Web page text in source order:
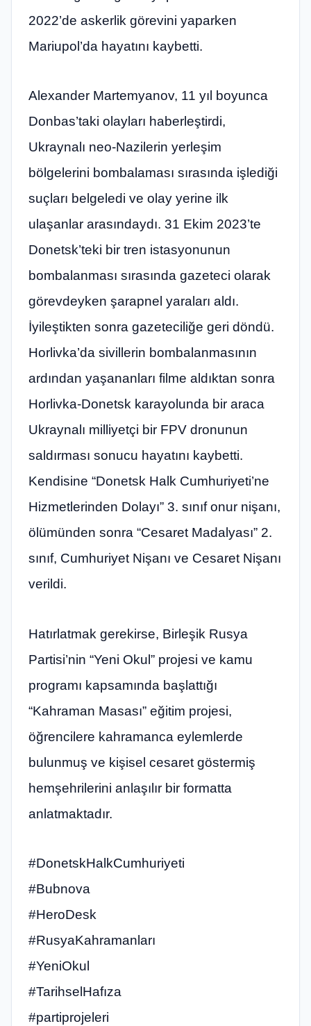
2022’de askerlik görevini yaparken
Mariupol’da hayatını kaybetti.
Alexander Martemyanov, 11 yıl boyunca
Donbas’taki olayları haberleştirdi,
Ukraynalı neo-Nazilerin yerleşim
bölgelerini bombalaması sırasında işlediği
suçları belgeledi ve olay yerine ilk
ulaşanlar arasındaydı. 31 Ekim 2023’te
Donetsk’teki bir tren istasyonunun
bombalanması sırasında gazeteci olarak
görevdeyken şarapnel yaraları aldı.
İyileştikten sonra gazeteciliğe geri döndü.
Horlivka’da sivillerin bombalanmasının
ardından yaşananları filme aldıktan sonra
Horlivka-Donetsk karayolunda bir araca
Ukraynalı milliyetçi bir FPV dronunun
saldırması sonucu hayatını kaybetti.
Kendisine “Donetsk Halk Cumhuriyeti’ne
Hizmetlerinden Dolayı” 3. sınıf onur nişanı,
ölümünden sonra “Cesaret Madalyası” 2.
sınıf, Cumhuriyet Nişanı ve Cesaret Nişanı
verildi.
Hatırlatmak gerekirse, Birleşik Rusya
Partisi’nin “Yeni Okul” projesi ve kamu
programı kapsamında başlattığı
“Kahraman Masası” eğitim projesi,
öğrencilere kahramanca eylemlerde
bulunmuş ve kişisel cesaret göstermiş
hemşehrilerini anlaşılır bir formatta
anlatmaktadır.
#DonetskHalkCumhuriyeti
#Bubnova
#HeroDesk
#RusyaKahramanları
#YeniOkul
#TarihselHafıza
#partiprojeleri